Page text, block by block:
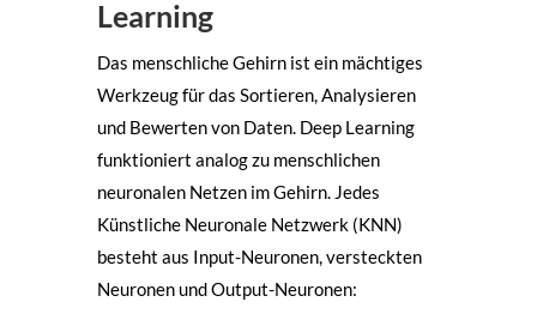
Learning
Das menschliche Gehirn ist ein mächtiges
Werkzeug für das Sortieren, Analysieren
und Bewerten von Daten. Deep Learning
funktioniert analog zu menschlichen
neuronalen Netzen im Gehirn. Jedes
Künstliche Neuronale Netzwerk (KNN)
besteht aus Input-Neuronen, versteckten
Neuronen und Output-Neuronen: